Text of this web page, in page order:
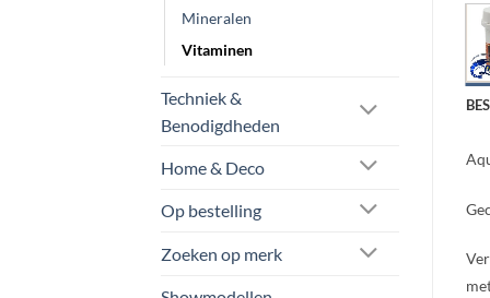
Mineralen
Vitaminen
Techniek &
Benodigdheden
Home & Deco
Op bestelling
Zoeken op merk